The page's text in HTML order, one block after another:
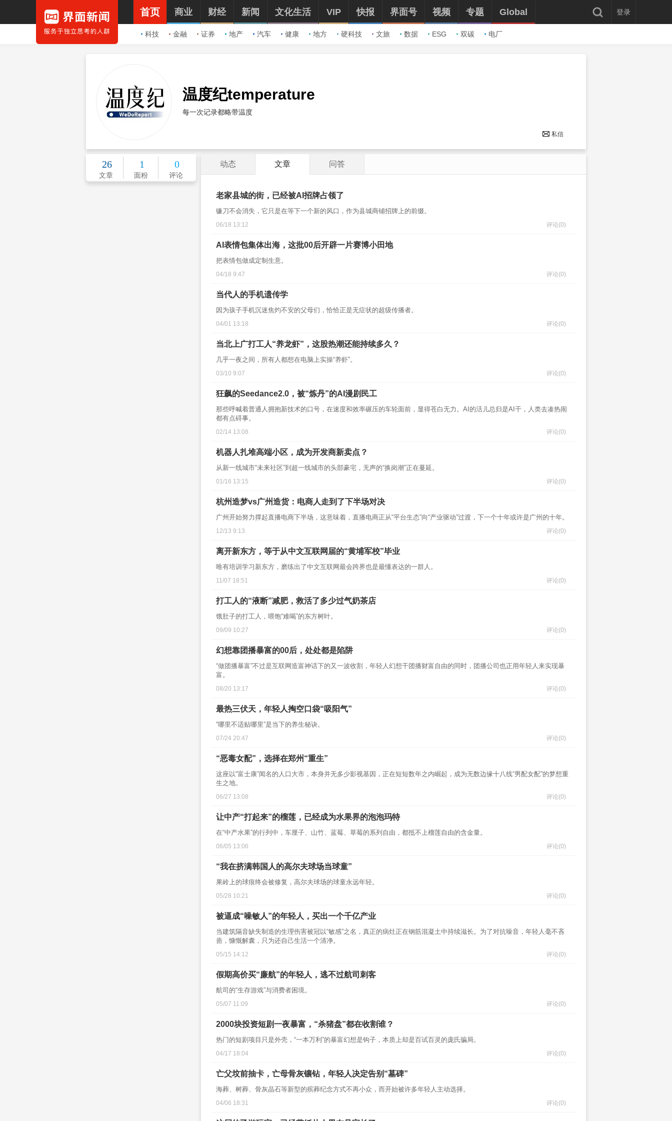
首页
科技 金融 证券 地产 汽车 健康 地方 硬科技 文旅 数据 ESG 双碳 电厂
商业 财经 新闻 文化生活 VIP 快报 界面号 视频 专题 Global 登录
温度纪temperature
每一次记录都略带温度
私信
26
文章
1
面粉
0
评论
动态 文章 问答
老家县城的街，已经被AI招牌占领了
镰刀不会消失，它只是在等下一个新的风口，作为县城商铺招牌上的前缀。
06/18 13:12 评论(0)
AI表情包集体出海，这批00后开辟一片赛博小田地
把表情包做成定制生意。
04/18 9:47 评论(0)
当代人的手机遗传学
因为孩子手机沉迷焦灼不安的父母们，恰恰正是无症状的超级传播者。
04/01 13:18 评论(0)
当北上广打工人“养龙虾”，这股热潮还能持续多久？
几乎一夜之间，所有人都想在电脑上实操“养虾”。
03/10 9:07 评论(0)
狂飙的Seedance2.0，被“炼丹”的AI漫剧民工
那些呼喊着普通人拥抱新技术的口号，在速度和效率碾压的车轮面前，显得苍白无力。AI的活儿总归是AI干，人类去凑热闹
都有点碍事。
02/14 13:08 评论(0)
机器人扎堆高端小区，成为开发商新卖点？
从新一线城市“未来社区”到超一线城市的头部豪宅，无声的“换岗潮”正在蔓延。
01/16 13:15 评论(0)
杭州造梦vs广州造货：电商人走到了下半场对决
广州开始努力撑起直播电商下半场，这意味着，直播电商正从“平台生态”向“产业驱动”过渡，下一个十年或许是广州的十年。
12/13 9:13 评论(0)
离开新东方，等于从中文互联网届的“黄埔军校”毕业
唯有培训学习新东方，磨练出了中文互联网最会跨界也是最懂表达的一群人。
11/07 18:51 评论(0)
打工人的“液断”减肥，救活了多少过气奶茶店
饿肚子的打工人，喂饱“难喝”的东方树叶。
09/09 10:27 评论(0)
幻想靠团播暴富的00后，处处都是陷阱
“做团播暴富”不过是互联网造富神话下的又一波收割，年轻人幻想干团播财富自由的同时，团播公司也正用年轻人来实现暴
富。
08/20 13:17 评论(0)
最热三伏天，年轻人掏空口袋“吸阳气”
“哪里不适贴哪里”是当下的养生秘诀。
07/24 20:47 评论(0)
“恶毒女配”，选择在郑州“重生”
这座以“富士康”闻名的人口大市，本身并无多少影视基因，正在短短数年之内崛起，成为无数边缘十八线“男配女配”的梦想重
生之地。
06/27 13:08 评论(0)
让中产“打起来”的榴莲，已经成为水果界的泡泡玛特
在“中产水果”的行列中，车厘子、山竹、蓝莓、草莓的系列自由，都抵不上榴莲自由的含金量。
06/05 13:06 评论(0)
“我在挤满韩国人的高尔夫球场当球童”
果岭上的球痕终会被修复，高尔夫球场的球童永远年轻。
05/28 10:21 评论(0)
被逼成“噪敏人”的年轻人，买出一个千亿产业
当建筑隔音缺失制造的生理伤害被冠以“敏感”之名，真正的病灶正在钢筋混凝土中持续滋长。为了对抗噪音，年轻人毫不吝
啬，慷慨解囊，只为还自己生活一个清净。
05/15 14:12 评论(0)
假期高价买“廉航”的年轻人，逃不过航司刺客
航司的“生存游戏”与消费者困境。
05/07 11:09 评论(0)
2000块投资短剧一夜暴富，“杀猪盘”都在收割谁？
热门的短剧项目只是外壳，“一本万利”的暴富幻想是钩子，本质上却是百试百灵的庞氏骗局。
04/17 18:04 评论(0)
亡父坟前抽卡，亡母骨灰镶钻，年轻人决定告别“墓碑”
海葬、树葬、骨灰晶石等新型的殡葬纪念方式不再小众，而开始被许多年轻人主动选择。
04/06 18:31 评论(0)